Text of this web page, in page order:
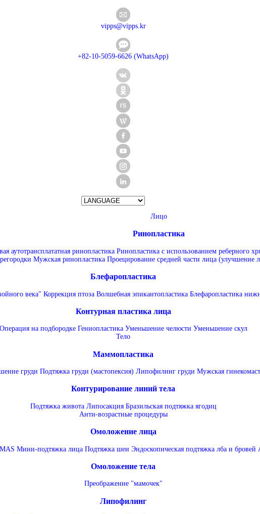
vipps@vipps.kr
+82-10-5059-6626 (WhatsApp)
Лицо
Ринопластика
аутотрансплататная ринопластика Ринопластика с использованием реберного
Мужская ринопластика Проецирование средней части лица (улучшение
Блефаропластика
века" Коррекция птоза Волшебная эпикантопластика Блефаропластика
Контурная пластика лица
на подбородке Гениопластика Уменьшение челюсти Уменьшение скул
Тело
Маммопластика
груди Подтяжка груди (мастопексия) Липофилинг груди Мужская
Контурирование линий тела
Подтяжка живота Липосакция Бразильская подтяжка ягодиц
Анти-возрастные процедуры
Омоложение лица
Мини-подтяжка лица Подтяжка шеи Эндоскопическая подтяжка лба и бровей
Омоложение тела
Преображение "мамочек"
Липофилинг